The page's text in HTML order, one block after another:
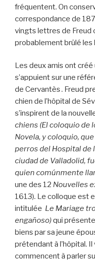
fréquentent. On
correspondance de
vingts lettres de Freud
probablement brûlé les
Les deux amis ont
s’appuient sur une
de Cervantès . Freud
chien de l’hôpital de
s’inspirent de la
chiens (El coloquio de
Novela, y coloquio,
perros del Hospital de
ciudad de Valladolid,
quien comúnmente
une des 12 Nouvelles
1613). Le colloque est
intitulée Le Mariage
engañoso)qui
biens par sa jeune
prétendant à l’hôpital.
commencent à parler